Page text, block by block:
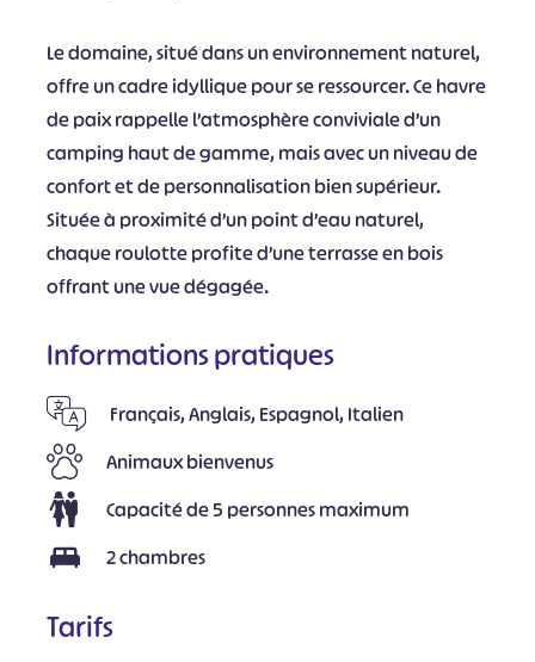
Le domaine, situé dans un environnement naturel,
offre un cadre idyllique pour se ressourcer. Ce havre
de paix rappelle l’atmosphère conviviale d’un
camping haut de gamme, mais avec un niveau de
confort et de personnalisation bien supérieur.
Située à proximité d’un point d’eau naturel,
chaque roulotte profite d’une terrasse en bois
offrant une vue dégagée.
Informations pratiques
Français, Anglais, Espagnol, Italien
Animaux bienvenus
Capacité de 5 personnes maximum
2 chambres
Tarifs